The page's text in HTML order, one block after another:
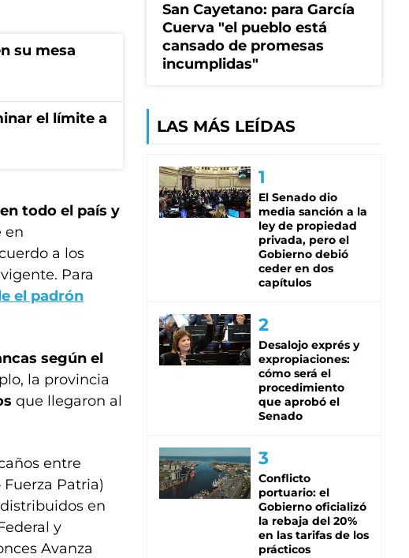
su mesa
el límite a
todo el país y
en
a los
Para
el padrón
según el
la provincia
que llegaron al
entre
Patria)
en
y
Avanza
San Cayetano: para García
Cuerva "el pueblo está
cansado de promesas
incumplidas"
LAS MÁS LEÍDAS
El Senado dio
media sanción a la
ley de propiedad
privada, pero el
Gobierno debió
ceder en dos
capítulos
Desalojo exprés y
expropiaciones:
cómo será el
procedimiento
que aprobó el
Senado
Conflicto
portuario: el
Gobierno oficializó
la rebaja del 20%
en las tarifas de los
prácticos